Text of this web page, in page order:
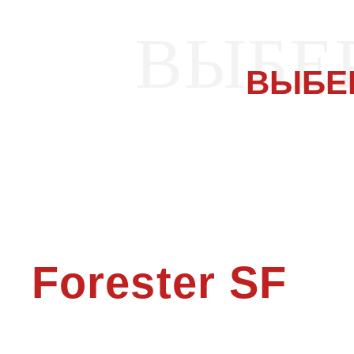
Forester SF